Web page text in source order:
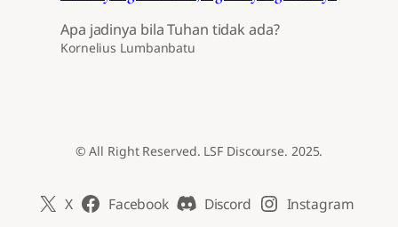
Apa jadinya bila Tuhan tidak ada?
Kornelius Lumbanbatu
© All Right Reserved. LSF Discourse. 2025.
X Facebook Discord Instagram